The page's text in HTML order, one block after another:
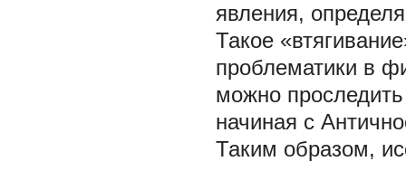
явления,
Такое
проблематики в
можно
начиная с
Таким образом,